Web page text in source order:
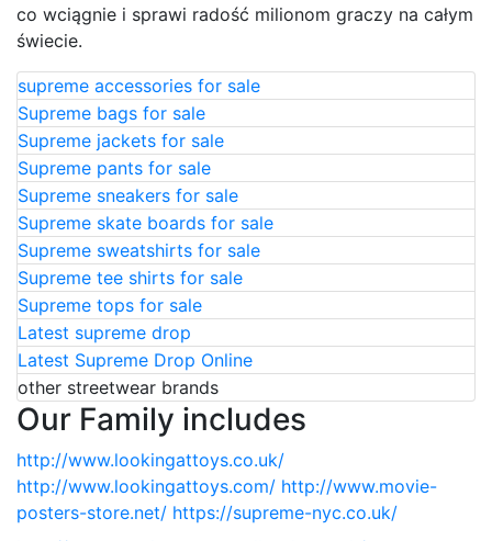
co wciągnie i sprawi radość milionom graczy na całym
świecie.
supreme accessories for sale
Supreme bags for sale
Supreme jackets for sale
Supreme pants for sale
Supreme sneakers for sale
Supreme skate boards for sale
Supreme sweatshirts for sale
Supreme tee shirts for sale
Supreme tops for sale
Latest supreme drop
Latest Supreme Drop Online
other streetwear brands
Our Family includes
http://www.lookingattoys.co.uk/
http://www.lookingattoys.com/ http://www.movie-
posters-store.net/ https://supreme-nyc.co.uk/